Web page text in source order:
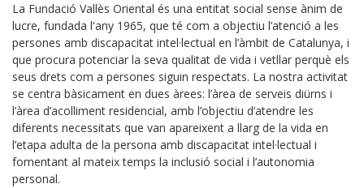
La Fundació Vallès Oriental és una entitat social sense ànim de
lucre, fundada l'any 1965, que té com a objectiu l’atenció a les
persones amb discapacitat intel·lectual en l’àmbit de Catalunya, i
que procura potenciar la seva qualitat de vida i vetllar perquè els
seus drets com a persones siguin respectats. La nostra activitat
se centra bàsicament en dues àrees: l’àrea de serveis diürns i
l’àrea d’acolliment residencial, amb l’objectiu d’atendre les
diferents necessitats que van apareixent a llarg de la vida en
l’etapa adulta de la persona amb discapacitat intel·lectual i
fomentant al mateix temps la inclusió social i l’autonomia
personal.